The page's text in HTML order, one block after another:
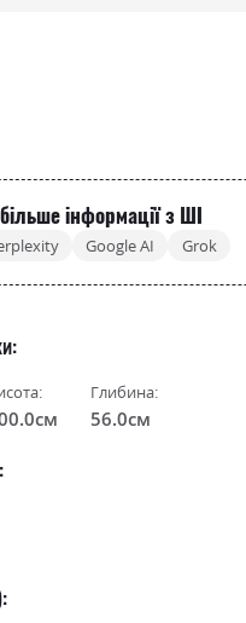
інформації з ШІ
Google AI Grok
Глибина:
56.0см